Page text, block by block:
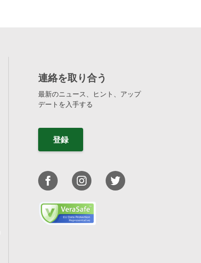
連絡を取り合う
最新のニュース、ヒント、アップ
デートを入手する
登録